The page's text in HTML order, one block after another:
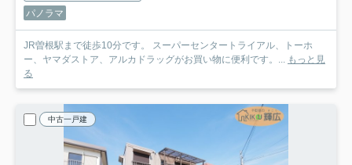
パノラマ
JR曽根駅まで徒歩10分です。 スーパーセンタートライアル、トーホ
ー、ヤマダストア、アルカドラッグがお買い物に便利です。... もっと見
る
中古一戸建